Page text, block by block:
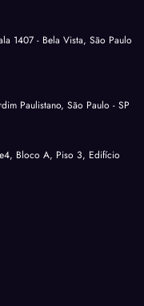
1407 - Bela Vista, São Paulo
Paulistano, São Paulo - SP
Bloco A, Piso 3, Edifício